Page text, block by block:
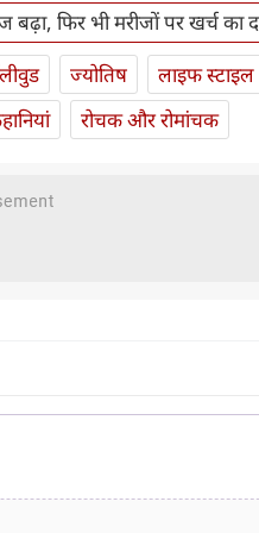
बढ़ा, फिर भी मरीजों पर खर्च का
ज्योतिष लाइफ स्‍टाइल
रोचक और रोमांचक